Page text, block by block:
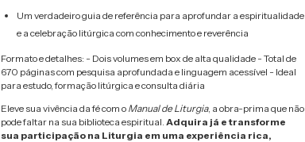
Um verdadeiro guia de referência para aprofundar a espiritualidade
e a celebração litúrgica com conhecimento e reverência
Formato e detalhes: - Dois volumes em box de alta qualidade - Total de
670 páginas com pesquisa aprofundada e linguagem acessível - Ideal
para estudo, formação litúrgica e consulta diária
Eleve sua vivência da fé com o Manual de Liturgia, a obra-prima que não
pode faltar na sua biblioteca espiritual. Adquira já e transforme
sua participação na Liturgia em uma experiência rica,